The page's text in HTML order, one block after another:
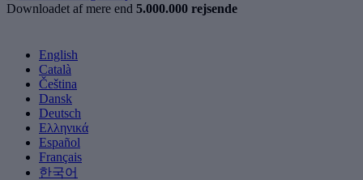
Downloadet af mere end 5.000.000 rejsende
English
Català
Čeština
Dansk
Deutsch
Ελληνικά
Español
Français
한국어